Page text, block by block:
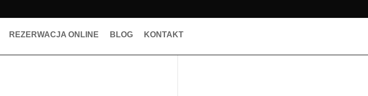
REZERWACJA ONLINE BLOG KONTAKT